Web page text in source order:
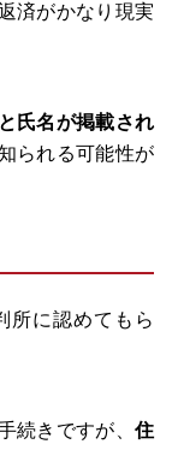
済がかなり現実
氏名が掲載され
られる可能性が
所に認めてもら
続きですが、 住